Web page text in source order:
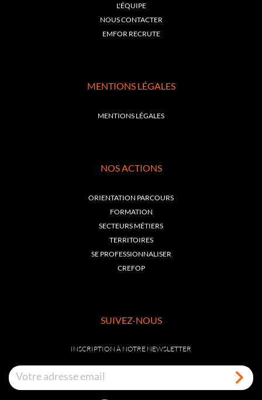
L'ÉQUIPE
NOUS CONTACTER
EMFOR RECRUTE
MENTIONS LÉGALES
MENTIONS LÉGALES
NOS ACTIONS
ORIENTATION PARCOURS
FORMATION
SECTEURS MÉTIERS
TERRITOIRES
SE PROFESSIONNALISER
CREFOP
SUIVEZ-NOUS
INSCRIPTION À NOTRE NEWSLETTER